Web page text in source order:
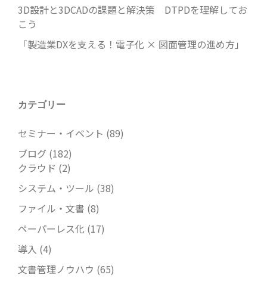
3D設計と3DCADの課題と解決策 DTPDを理解してお
こう
「製造業DXを支える！電子化 × 図面管理の進め方」
カテゴリー
セミナー・イベント (89)
ブログ (182)
クラウド (2)
システム・ツール (38)
ファイル・文書 (8)
ペーパーレス化 (17)
導入 (4)
文書管理ノウハウ (65)